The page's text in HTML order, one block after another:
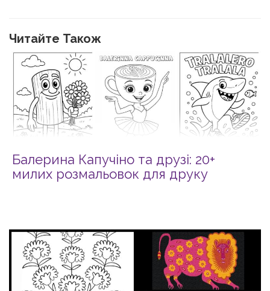
Читайте Також
Балерина Капучіно та друзі: 20+
милих розмальовок для друку